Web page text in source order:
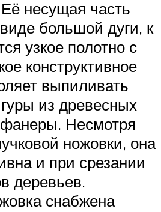
несущая часть
большой дуги, к
узкое полотно с
конструктивное
выпиливать
из древесных
Несмотря
ножовки, она
и при срезании
деревьев.
снабжена